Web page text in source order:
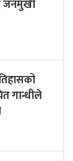
जनमुखी
गान्धीले